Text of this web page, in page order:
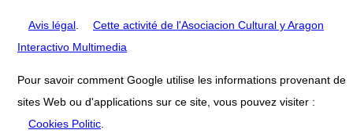
Avis légal
Cette activité de l'Asociacion Cultural y Aragon
Interactivo Multimedia
Pour savoir comment Google utilise les informations provenant de
sites Web ou d'applications sur ce site, vous pouvez visiter :
Cookies Politic